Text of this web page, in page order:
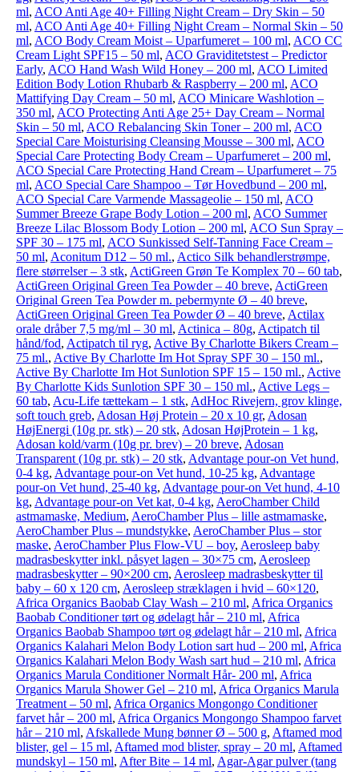
ml, ACO Anti Age 40+ Filling Night Cream – Dry Skin – 50
ml, ACO Anti Age 40+ Filling Night Cream – Normal Skin – 50
ml, ACO Body Cream Moist – Uparfumeret – 100 ml, ACO CC
Cream Light SPF15 – 50 ml, ACO Graviditetstest – Predictor
Early, ACO Hand Wash Wild Honey – 200 ml, ACO Limited
Edition Body Lotion Rhubarb & Raspberry – 200 ml, ACO
Mattifying Day Cream – 50 ml, ACO Minicare Washlotion –
350 ml, ACO Protecting Anti Age 25+ Day Cream – Normal
Skin – 50 ml, ACO Rebalancing Skin Toner – 200 ml, ACO
Special Care Moisturising Cleansing Mousse – 300 ml, ACO
Special Care Protecting Body Cream – Uparfumeret – 200 ml,
ACO Special Care Protecting Hand Cream – Uparfumeret – 75
ml, ACO Special Care Shampoo – Tør Hovedbund – 200 ml,
ACO Special Care Varmende Massageolie – 150 ml, ACO
Summer Breeze Grape Body Lotion – 200 ml, ACO Summer
Breeze Lilac Blossom Body Lotion – 200 ml, ACO Sun Spray –
SPF 30 – 175 ml, ACO Sunkissed Self-Tanning Face Cream –
50 ml, Aconitum D12 – 50 ml., Actico Silk behandlerstrømpe,
flere størrelser – 3 stk, ActiGreen Grøn Te Komplex 70 – 60 tab,
ActiGreen Original Green Tea Powder – 40 breve, ActiGreen
Original Green Tea Powder m. pebermynte Ø – 40 breve,
ActiGreen Original Green Tea Powder Ø – 40 breve, Actilax
orale dråber 7,5 mg/ml – 30 ml, Actinica – 80g, Actipatch til
hånd/fod, Actipatch til ryg, Active By Charlotte Bikers Cream –
75 ml., Active By Charlotte Im Hot Spray SPF 30 – 150 ml.,
Active By Charlotte Im Hot Sunlotion SPF 15 – 150 ml., Active
By Charlotte Kids Sunlotion SPF 30 – 150 ml., Active Legs –
60 tab, Acu-Life tættekam – 1 stk, AdHoc Rivejern, grov klinge,
soft touch greb, Adosan Høj Protein – 20 x 10 gr, Adosan
HøjEnergi (10g pr. stk) – 20 stk, Adosan HøjProtein – 1 kg,
Adosan kold/varm (10g pr. brev) – 20 breve, Adosan
Transparent (10g pr. stk) – 20 stk, Advantage pour-on Vet hund,
0-4 kg, Advantage pour-on Vet hund, 10-25 kg, Advantage
pour-on Vet hund, 25-40 kg, Advantage pour-on Vet hund, 4-10
kg, Advantage pour-on Vet kat, 0-4 kg, AeroChamber Child
astmamaske, Medium, AeroChamber Plus – lille astmamaske,
AeroChamber Plus – mundstykke, AeroChamber Plus – stor
maske, AeroChamber Plus Flow-VU – boy, Aerosleep baby
madrasbeskytter inkl. påsyet lagen – 30×75 cm, Aerosleep
madrasbeskytter – 90×200 cm, Aerosleep madrasbeskytter til
baby – 60 x 120 cm, Aerosleep stræklagen i hvid – 60×120,
Africa Organics Baobab Clay Wash – 210 ml, Africa Organics
Baobab Conditioner tørt og ødelagt hår – 210 ml, Africa
Organics Baobab Shampoo tørt og ødelagt hår – 210 ml, Africa
Organics Kalahari Melon Body Lotion sart hud – 200 ml, Africa
Organics Kalahari Melon Body Wash sart hud – 210 ml, Africa
Organics Marula Conditioner Normalt Hår- 200 ml, Africa
Organics Marula Shower Gel – 210 ml, Africa Organics Marula
Treatment – 50 ml, Africa Organics Mongongo Conditioner
farvet hår – 200 ml, Africa Organics Mongongo Shampoo farvet
hår – 210 ml, Afskallede Mung bønner Ø – 500 g, Aftamed mod
blister, gel – 15 ml, Aftamed mod blister, spray – 20 ml, Aftamed
mundskyl – 150 ml, After Bite – 14 ml, Agar-Agar pulver (tang